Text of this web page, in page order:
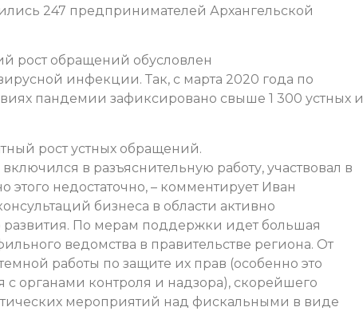
247 предпринимателей Архангельской
рост обращений обусловлен
инфекции. Так, с марта 2020 года по
пандемии зафиксировано свыше 1 300 устных и
рост устных обращений.
в разъяснительную работу, участвовал в
недостаточно, – комментирует Иван
бизнеса в области активно
развития. По мерам поддержки идет большая
ведомства в правительстве региона. От
работы по защите их прав (особенно это
с органами контроля и надзора), скорейшего
мероприятий над фискальными в виде